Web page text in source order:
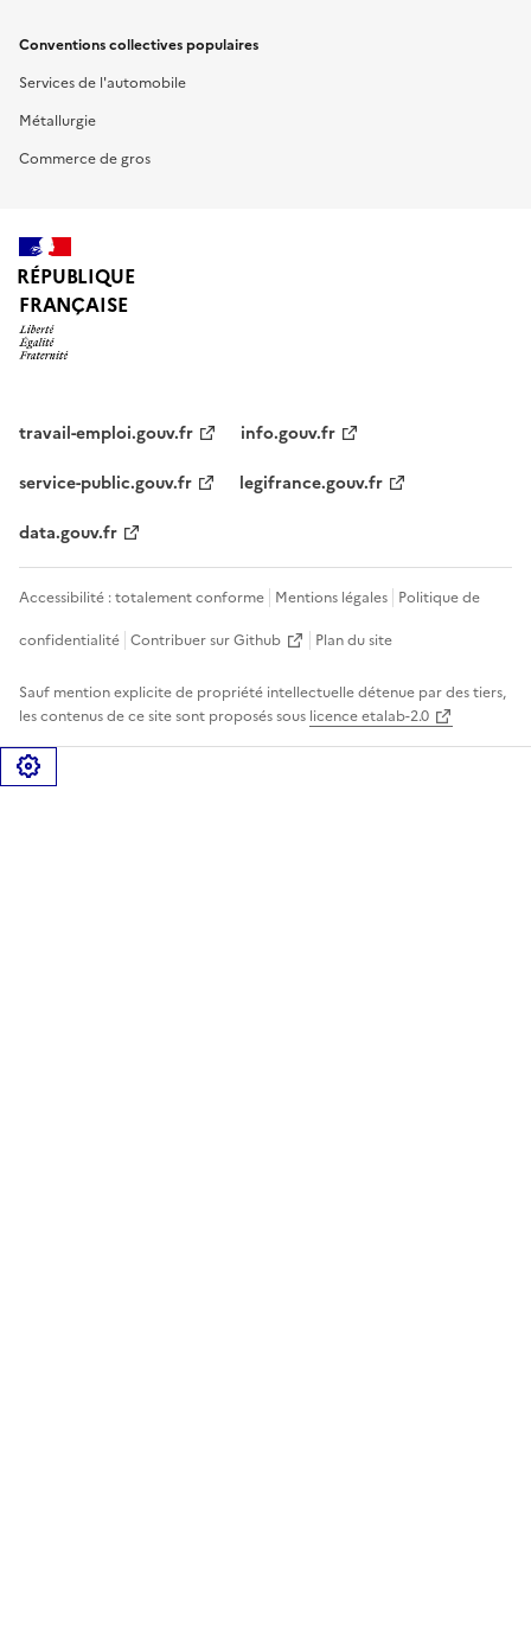
Conventions collectives populaires
Services de l'automobile
Métallurgie
Commerce de gros
RÉPUBLIQUE
FRANÇAISE
travail-emploi.gouv.fr
info.gouv.fr
service-public.gouv.fr
legifrance.gouv.fr
data.gouv.fr
Accessibilité : totalement conforme Mentions légales Politique de
confidentialité Contribuer sur Github Plan du site
Sauf mention explicite de propriété intellectuelle détenue par des tiers,
les contenus de ce site sont proposés sous licence etalab-2.0
Gérer les cookies